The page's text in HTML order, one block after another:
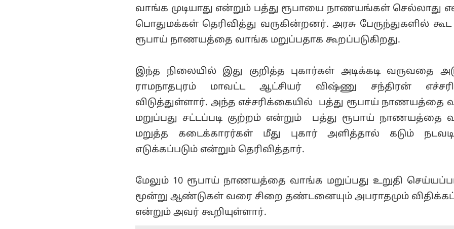
வாங்க முடியாது என்றும் பத்து ரூபாயை நாணயங்கள் செல்லாது
பொதுமக்கள் தெரிவித்து வருகின்றனர். அரசு பேருந்துகளில் கூட
ரூபாய் நாணயத்தை வாங்க மறுப்பதாக கூறப்படுகிறது.
இந்த நிலையில் இது குறித்த புகார்கள் அடிக்கடி வருவதை
ராமநாதபுரம் மாவட்ட ஆட்சியர் விஷ்ணு சந்திரன்
விடுத்துள்ளார். அந்த எச்சரிக்கையில் பத்து ரூபாய் நாணயத்தை
மறுப்பது சட்டப்படி குற்றம் என்றும் பத்து ரூபாய் நாணயத்தை
மறுத்த கடைக்காரர்கள் மீது புகார் அளித்தால் கடும்
எடுக்கப்படும் என்றும் தெரிவித்தார்.
மேலும் 10 ரூபாய் நாணயத்தை வாங்க மறுப்பது உறுதி
மூன்று ஆண்டுகள் வரை சிறை தண்டனையும் அபராதமும்
என்றும் அவர் கூறியுள்ளார்.